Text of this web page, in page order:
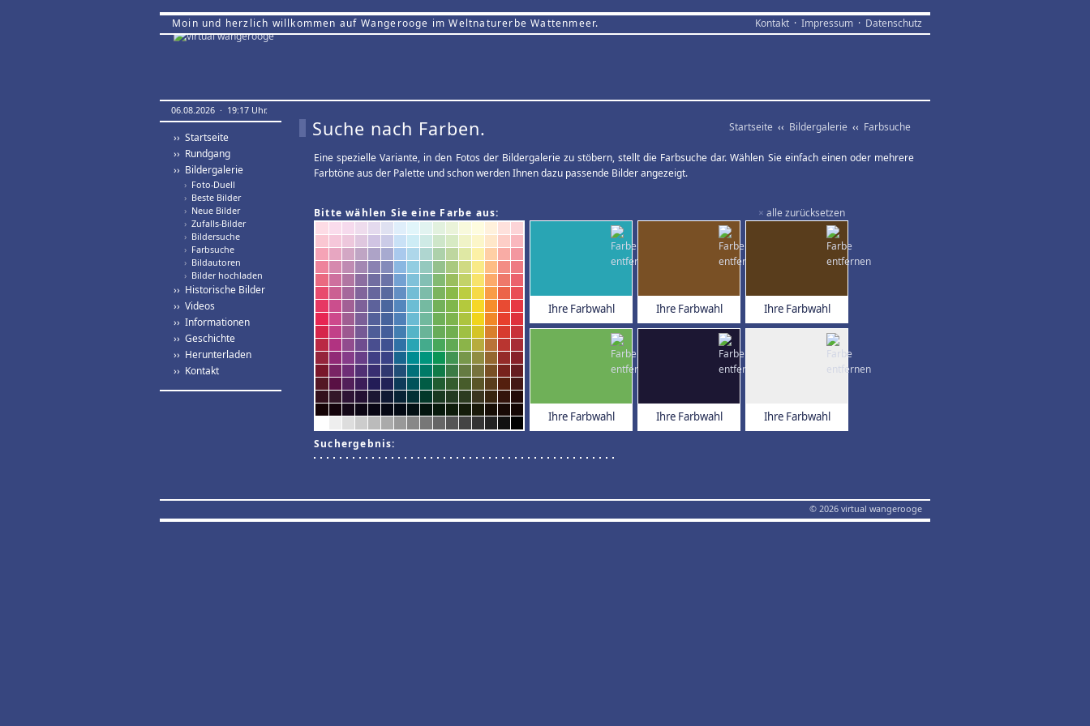
Moin und herzlich willkommen auf Wangerooge im Weltnaturerbe Wattenmeer. Kontakt · Impressum · Datenschutz
06.08.2026 · 19:17 Uhr.
›› Startseite
›› Rundgang
›› Bildergalerie
› Foto-Duell
› Beste Bilder
› Neue Bilder
› Zufalls-Bilder
› Bildersuche
› Farbsuche
› Bildautoren
› Bilder hochladen
›› Historische Bilder
›› Videos
›› Informationen
›› Geschichte
›› Herunterladen
›› Kontakt
Startseite ‹‹ Bildergalerie ‹‹ Farbsuche
Suche nach Farben.
Eine spezielle Variante, in den Fotos der Bildergalerie zu stöbern, stellt die Farbsuche dar. Wählen Sie einfach einen oder mehrere
Farbtöne aus der Palette und schon werden Ihnen dazu passende Bilder angezeigt.
× alle zurücksetzen
Bitte wählen Sie eine Farbe aus:
Ihre Farbwahl Ihre Farbwahl Ihre Farbwahl
Ihre Farbwahl Ihre Farbwahl Ihre Farbwahl
Suchergebnis:
© 2026 virtual wangerooge